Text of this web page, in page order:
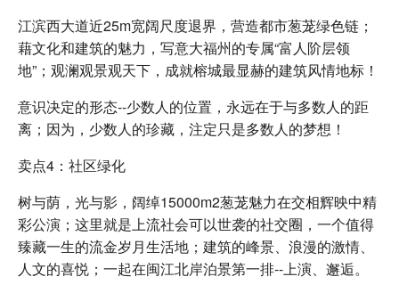
江滨西大道近25m宽阔尺度退界，营造都市葱茏绿色链；
藉文化和建筑的魅力，写意大福州的专属“富人阶层领
地”；观澜观景观天下，成就榕城最显赫的建筑风情地标！
意识决定的形态--少数人的位置，永远在于与多数人的距
离；因为，少数人的珍藏，注定只是多数人的梦想！
卖点4：社区绿化
树与荫，光与影，阔绰15000m2葱茏魅力在交相辉映中精
彩公演；这里就是上流社会可以世袭的社交圈，一个值得
臻藏一生的流金岁月生活地；建筑的峰景、浪漫的激情、
人文的喜悦；一起在闽江北岸泊景第一排--上演、邂逅。